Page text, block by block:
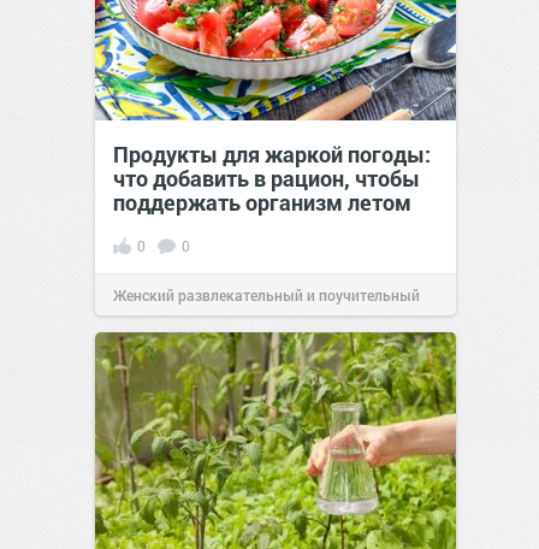
Продукты для жаркой погоды:
что добавить в рацион, чтобы
поддержать организм летом
0 0
Женский развлекательный и поучительный
сайт.21:26Вчера